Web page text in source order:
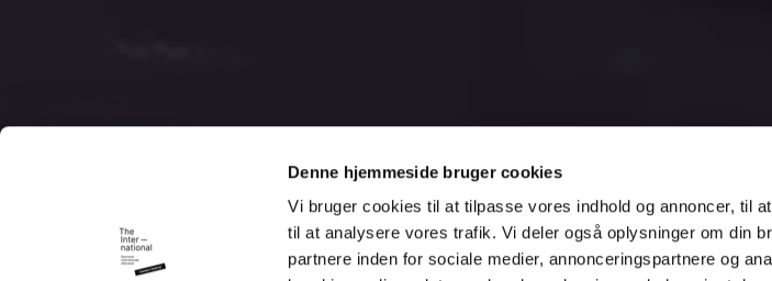
Denne hjemmeside bruger cookies
Vi bruger cookies til at tilpasse vores indhold og annoncer, til
til at analysere vores trafik. Vi deler også oplysninger om din
partnere inden for sociale medier, annonceringspartnere og
DOWNLOAD LOGOER HER
KOM OG BESØG OS!
Find ud af om TI er noget for dig – klik her for at
hvornår vi har åbent hus eller book en